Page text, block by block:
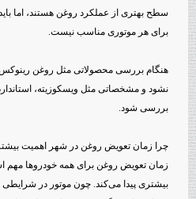
سطح بهتری از عملکرد روغن هستند، اما
برای هر موتوری مناسب نیست.
هنگام بررسی محصولاتی مثل روغن رینوکس
بررسی شود.
چرا زمان تعویض روغن در شهر اهمیت
زمان تعویض روغن برای همه خودروها مهم
بیشتری پیدا می‌کند. چون موتور در